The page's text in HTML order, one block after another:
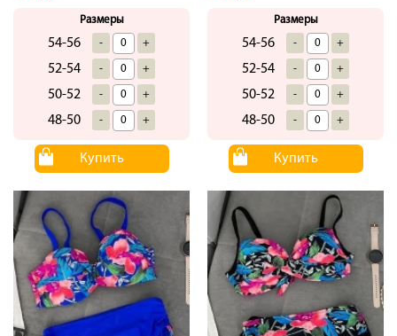
Размеры
54-56 - +
52-54 - +
50-52 - +
48-50 - +
Купить
Размеры
54-56 - +
52-54 - +
50-52 - +
48-50 - +
Купить